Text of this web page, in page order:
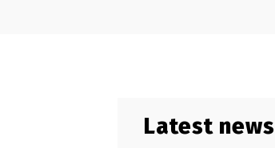
Latest news